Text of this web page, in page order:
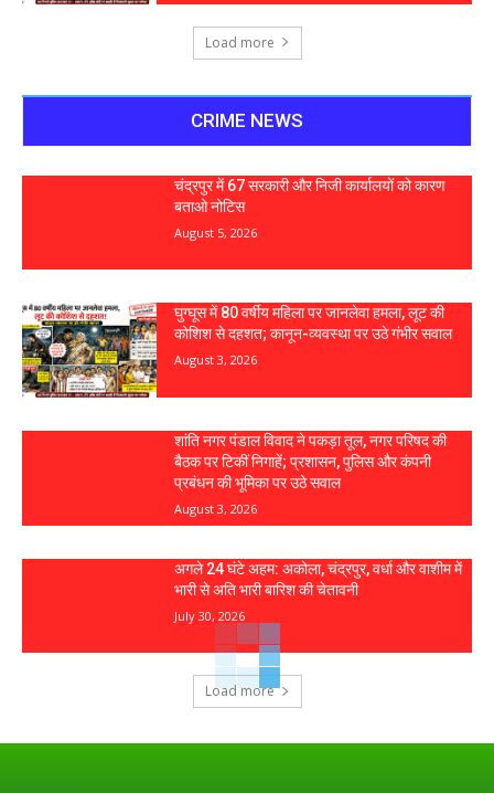
Load more
CRIME NEWS
चंद्रपुर में 67 सरकारी और निजी कार्यालयों को कारण
बताओ नोटिस
August 5, 2026
घुग्घूस में 80 वर्षीय महिला पर जानलेवा हमला, लूट की
कोशिश से दहशत; कानून-व्यवस्था पर उठे गंभीर सवाल
August 3, 2026
शांति नगर पंडाल विवाद ने पकड़ा तूल, नगर परिषद की
बैठक पर टिकीं निगाहें; प्रशासन, पुलिस और कंपनी
प्रबंधन की भूमिका पर उठे सवाल
August 3, 2026
अगले 24 घंटे अहम: अकोला, चंद्रपुर, वर्धा और वाशीम में
भारी से अति भारी बारिश की चेतावनी
July 30, 2026
Load more